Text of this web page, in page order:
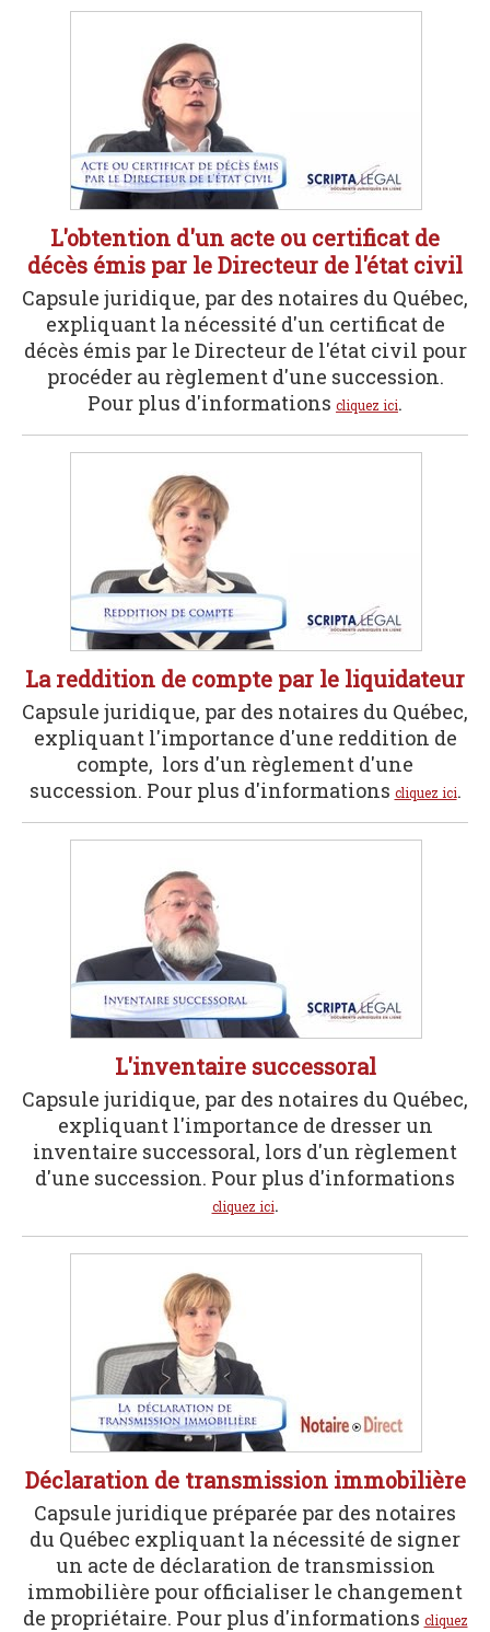
L'obtention d'un acte ou certificat de
décès émis par le Directeur de l'état civil
Capsule juridique, par des notaires du Québec,
expliquant la nécessité d'un certificat de
décès émis par le Directeur de l'état civil pour
procéder au règlement d'une succession.
Pour plus d'informations cliquez ici.
La reddition de compte par le liquidateur
Capsule juridique, par des notaires du Québec,
expliquant l'importance d'une reddition de
compte, lors d'un règlement d'une
succession. Pour plus d'informations cliquez ici.
L'inventaire successoral
Capsule juridique, par des notaires du Québec,
expliquant l'importance de dresser un
inventaire successoral, lors d'un règlement
d'une succession. Pour plus d'informations
cliquez ici.
Déclaration de transmission immobilière
Capsule juridique préparée par des notaires
du Québec expliquant la nécessité de signer
un acte de déclaration de transmission
immobilière pour officialiser le changement
de propriétaire. Pour plus d'informations cliquez